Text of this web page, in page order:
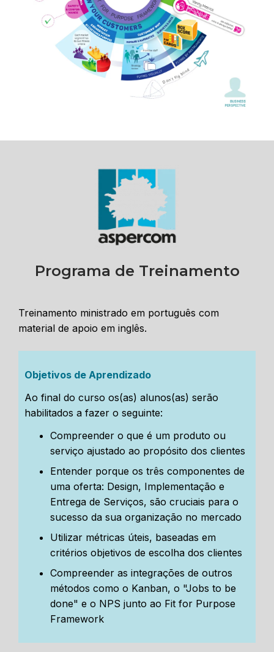
Programa de Treinamento
Treinamento ministrado em português com
material de apoio em inglês.
Objetivos de Aprendizado
Ao final do curso os(as) alunos(as) serão
habilitados a fazer o seguinte:
Compreender o que é um produto ou
serviço ajustado ao propósito dos clientes
Entender porque os três componentes de
uma oferta: Design, Implementação e
Entrega de Serviços, são cruciais para o
sucesso da sua organização no mercado
Utilizar métricas úteis, baseadas em
critérios objetivos de escolha dos clientes
Compreender as integrações de outros
métodos como o Kanban, o "Jobs to be
done" e o NPS junto ao Fit for Purpose
Framework